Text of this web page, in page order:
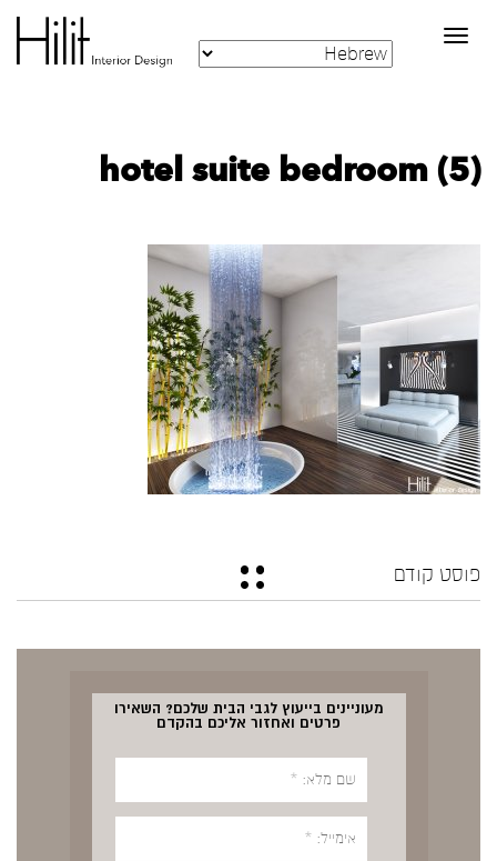
Toggle
navigation
hotel suite bedroom (5)
פוסט קודם
מעוניינים בייעוץ לגבי הבית שלכם? השאירו
פרטים ואחזור אליכם בהקדם